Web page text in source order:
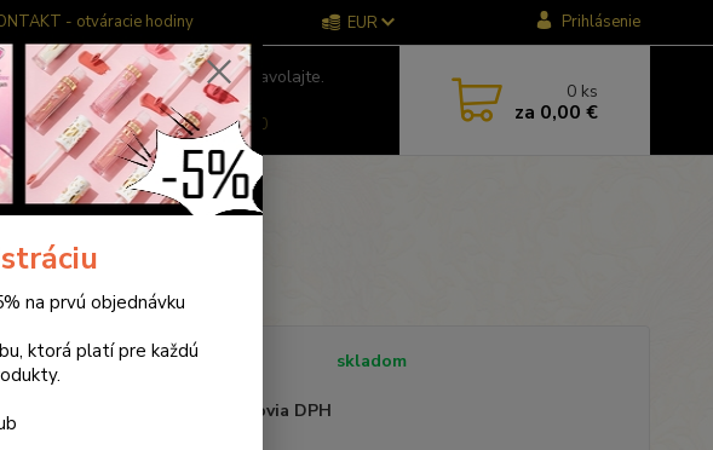
- otváracie hodiny EUR Prihlásenie
Neviete si rady? Zavolajte.
0949781904
(Po-Pia ) 9:00-18:00
0 ks
za 0,00 €
80
Dostupnosť skladom
Nie sme platcovia DPH
na prvú objednávku
ktorá platí pre každú